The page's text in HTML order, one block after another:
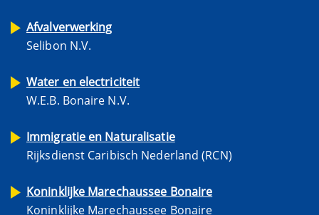
Afvalverwerking
Selibon N.V.
Water en electriciteit
W.E.B. Bonaire N.V.
Immigratie en Naturalisatie
Rijksdienst Caribisch Nederland (RCN)
Koninklijke Marechaussee Bonaire
Koninklijke Marechaussee Bonaire